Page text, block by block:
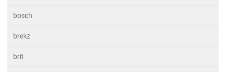
bosch
brekz
brit